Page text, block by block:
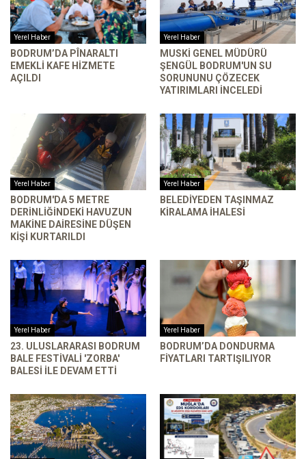
Yerel Haber
BODRUM’DA PÎNARALTI
EMEKLI KAFE HIZMETE
AÇILDI
Yerel Haber
MUSKİ GENEL MÜDÜRÜ
ŞENGÜL BODRUM'UN SU
SORUNUNU ÇÖZECEK
YATIRIMLARI INCELEDI
Yerel Haber
BODRUM'DA 5 METRE
DERINLIĞINDEKI HAVUZUN
MAKINE DAIRESINE DÜŞEN
KIŞI KURTARILDI
Yerel Haber
BELEDIYEDEN TAŞINMAZ
KIRALAMA İHALESI
Yerel Haber
23. ULUSLARARASI BODRUM
BALE FESTIVALI 'ZORBA'
BALESI ILE DEVAM ETTI
Yerel Haber
BODRUM’DA DONDURMA
FIYATLARI TARTIŞILIYOR